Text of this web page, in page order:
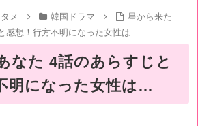
メ 韓国ドラマ
星から来た
感想！行方不明になった女性は…
なた 4話のあらすじと
明になった女性は…